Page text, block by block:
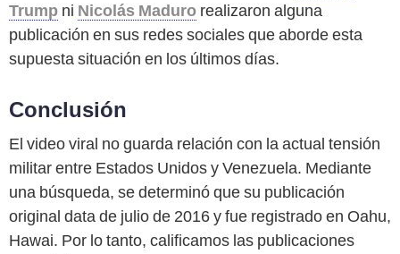
Trump ni Nicolás Maduro realizaron alguna
publicación en sus redes sociales que aborde esta
supuesta situación en los últimos días.
Conclusión
El video viral no guarda relación con la actual tensión
militar entre Estados Unidos y Venezuela. Mediante
una búsqueda, se determinó que su publicación
original data de julio de 2016 y fue registrado en Oahu,
Hawai. Por lo tanto, calificamos las publicaciones